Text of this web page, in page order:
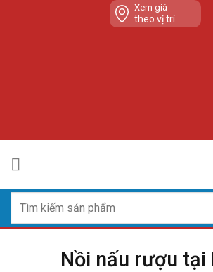
Xem giá
theo vị trí
kiếm:
Nồi nấu rượu tại